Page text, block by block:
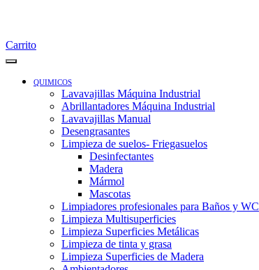
Carrito
QUIMICOS
Lavavajillas Máquina Industrial
Abrillantadores Máquina Industrial
Lavavajillas Manual
Desengrasantes
Limpieza de suelos- Friegasuelos
Desinfectantes
Madera
Mármol
Mascotas
Limpiadores profesionales para Baños y WC
Limpieza Multisuperficies
Limpieza Superficies Metálicas
Limpieza de tinta y grasa
Limpieza Superficies de Madera